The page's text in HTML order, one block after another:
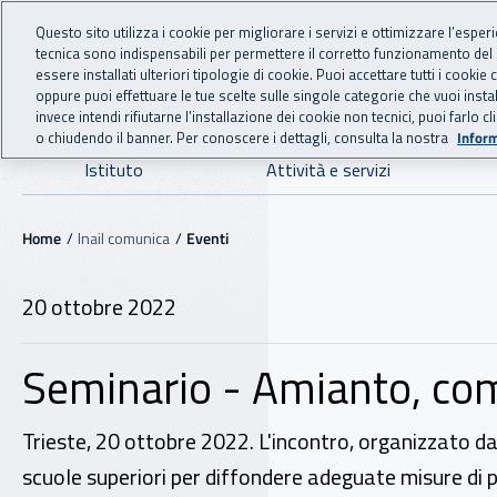
Vai al menu principale
Vai al contenuto principale
INAIL - Istituto
Navigazione principale
Istituto Attività e servizi
Navigazione - Ti trovi in:
Home Inail comunica Eventi
20 ottobre 2022
Seminario - Amianto,
Trieste, 20 ottobre 2022. L'incontro, organizzato
scuole superiori per diffondere adeguate misure
Questo sito utilizza i cookie per migliorare i servizi e ottimizzare
tecnica sono indispensabili per permettere il corretto funzionamento
essere installati ulteriori tipologie di cookie. Puoi accettare tutti i cookie
oppure puoi effettuare le tue scelte sulle singole categorie che vuoi
invece intendi rifiutarne l’installazione dei cookie non tecnici, puoi farlo
o chiudendo il banner. Per conoscere i dettagli, consulta la nostra